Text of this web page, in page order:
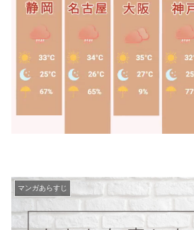
マンガあらすじ